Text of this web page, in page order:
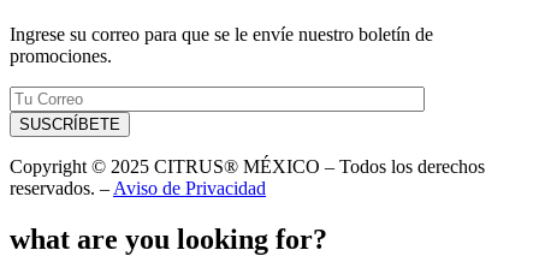
Ingrese su correo para que se le envíe nuestro boletín de
promociones.
Copyright © 2025 CITRUS® MÉXICO – Todos los derechos
reservados. – Aviso de Privacidad
what are you looking for?